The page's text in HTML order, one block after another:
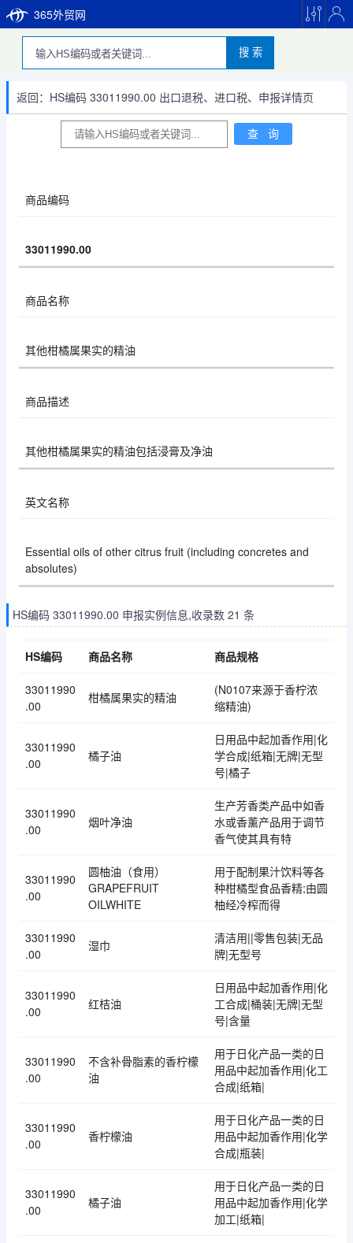
365外贸网
搜 索
返回：HS编码 33011990.00 出口退税、进口税、申报详情页
商品编码
33011990.00
商品名称
其他柑橘属果实的精油
商品描述
其他柑橘属果实的精油包括浸膏及净油
英文名称
Essential oils of other citrus fruit (including concretes and
absolutes)
HS编码 33011990.00 申报实例信息,收录数 21 条
HS编码 商品名称 商品规格
33011990
.00
柑橘属果实的精油
(N0107来源于香柠浓
缩精油)
33011990
.00
橘子油
日用品中起加香作用|化
学合成|纸箱|无牌|无型
号|橘子
33011990
.00
烟叶净油
生产芳香类产品中如香
水或香薰产品用于调节
香气使其具有特
33011990
.00
圆柚油（食用）
GRAPEFRUIT
OILWHITE
用于配制果汁饮料等各
种柑橘型食品香精;由圆
柚经冷榨而得
33011990
.00
湿巾
清洁用||零售包装|无品
牌|无型号
33011990
.00
红桔油
日用品中起加香作用|化
工合成|桶装|无牌|无型
号|含量
33011990
.00
不含补骨脂素的香柠檬
油
用于日化产品一类的日
用品中起加香作用|化工
合成|纸箱|
33011990
.00
香柠檬油
用于日化产品一类的日
用品中起加香作用|化学
合成|瓶装|
33011990
.00
橘子油
用于日化产品一类的日
用品中起加香作用|化学
加工|纸箱|